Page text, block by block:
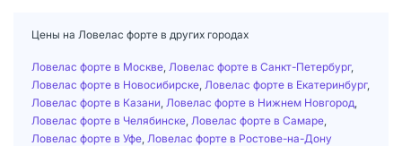
Цены на Ловелас форте в других городах
Ловелас форте в Москве Ловелас форте в Санкт-Петербург,
Ловелас форте в Новосибирске Ловелас форте в Екатеринбург,
Ловелас форте в Казани Ловелас форте в Нижнем Новгород
Ловелас форте в Челябинске Ловелас форте в Самаре
Ловелас форте в Уфе Ловелас форте в Ростове-на-Дону